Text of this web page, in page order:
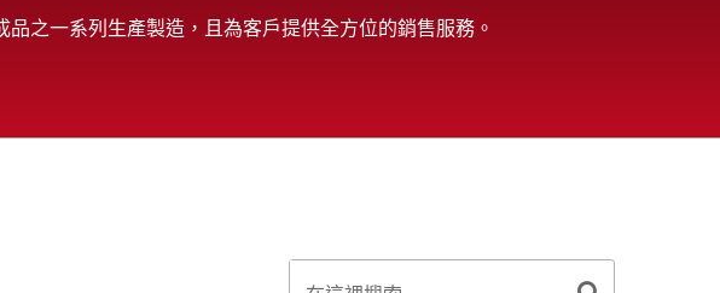
之一系列生產製造，且為客戶提供全方位的銷售服務。